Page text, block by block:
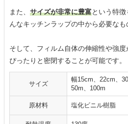
また、 サイズが非常に豊富という特
んなキッチンラップの中から必要なも
そして、フィルム自体の伸縮性や強
ぴったりと密閉することが可能です。
サイズ
幅15cm、22cm、
50m、100m
原材料 塩化ビニル樹脂